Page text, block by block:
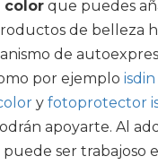
color que puedes
de belleza
de
por ejemplo
y fotoprotector
apoyarte. Al
ser trabajoso